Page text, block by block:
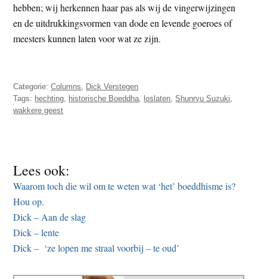
hebben; wij herkennen haar pas als wij de vingerwijzingen
en de uitdrukkingsvormen van dode en levende goeroes of
meesters kunnen laten voor wat ze zijn.
Categorie:Columns, Dick Verstegen
Tags: hechting, historische Boeddha, loslaten,Shunryu Suzuki,
wakkere geest
Lees ook:
Waarom toch die wil om te weten wat ‘het’ boeddhisme is?
Hou op.
Dick – Aan de slag
Dick – lente
Dick – ‘ze lopen me straal voorbij – te oud’